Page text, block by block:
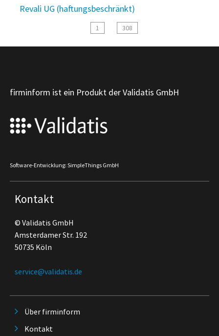
Revali UG (haftungsbeschränkt)
1 308
firminform ist ein Produkt der Validatis GmbH
Software-Entwicklung: SimpleThings GmbH
Kontakt
© Validatis GmbH
Amsterdamer Str. 192
50735 Köln
service@validatis.de
Über firminform
Kontakt